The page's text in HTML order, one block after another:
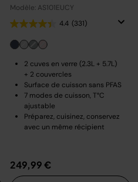
Modèle: AS101EUCY
4.4 (331)
2 cuves en verre (2.3L + 5.7L)
+ 2 couvercles
Surface de cuisson sans PFAS
7 modes de cuisson, T°C
ajustable
Préparez, cuisinez, conservez
avec un même récipient
249,99 €